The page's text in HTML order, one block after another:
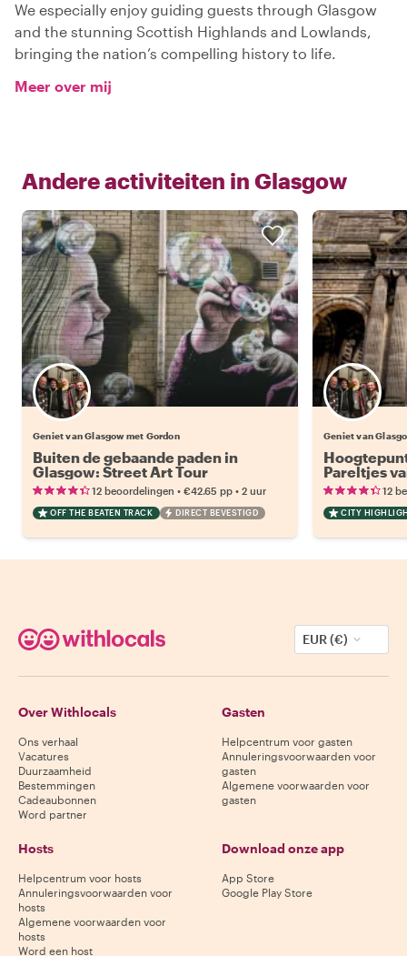
We especially enjoy guiding guests through Glasgow
and the stunning Scottish Highlands and Lowlands,
bringing the nation’s compelling history to life.
Meer over mij
Andere activiteiten in Glasgow
Geniet van Glasgow met Gordon
Buiten de gebaande paden in
Glasgow: Street Art Tour
12 beoordelingen • €42.65 pp • 2 uur
OFF THE BEATEN TRACK DIRECT BEVESTIGD
Geniet van
Pareltjes
12
CITY
EUR (€)
Over Withlocals
Ons verhaal
Vacatures
Duurzaamheid
Bestemmingen
Cadeaubonnen
Word partner
Gasten
Helpcentrum voor gasten
Annuleringsvoorwaarden voor
gasten
Algemene voorwaarden voor
gasten
Hosts
Helpcentrum voor hosts
Annuleringsvoorwaarden voor
hosts
Algemene voorwaarden voor
hosts
Word een host
Download onze app
App Store
Google Play Store